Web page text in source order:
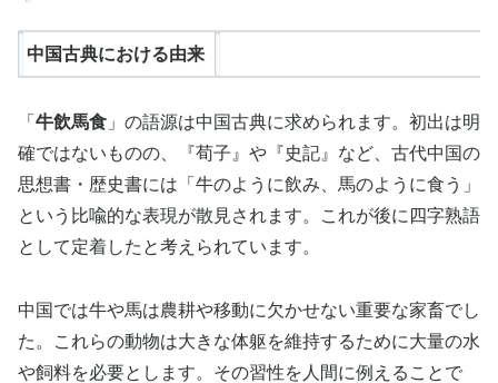
中国古典における由来
「 牛飲馬食 」の語源は中国古典に求められます。初出は明
確ではないものの、『荀子』や『史記』など、古代中国の
思想書・歴史書には「牛のように飲み、馬のように食う」
という比喩的な表現が散見されます。これが後に四字熟語
として定着したと考えられています。
中国では牛や馬は農耕や移動に欠かせない重要な家畜でし
た。これらの動物は大きな体躯を維持するために大量の水
や飼料を必要とします。その習性を人間に例えることで